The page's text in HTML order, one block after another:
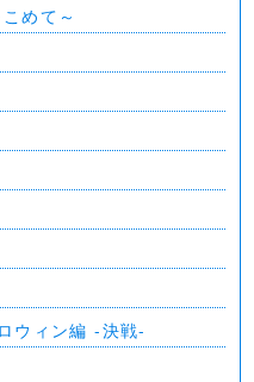
めて～
ウィン編 -決戦-